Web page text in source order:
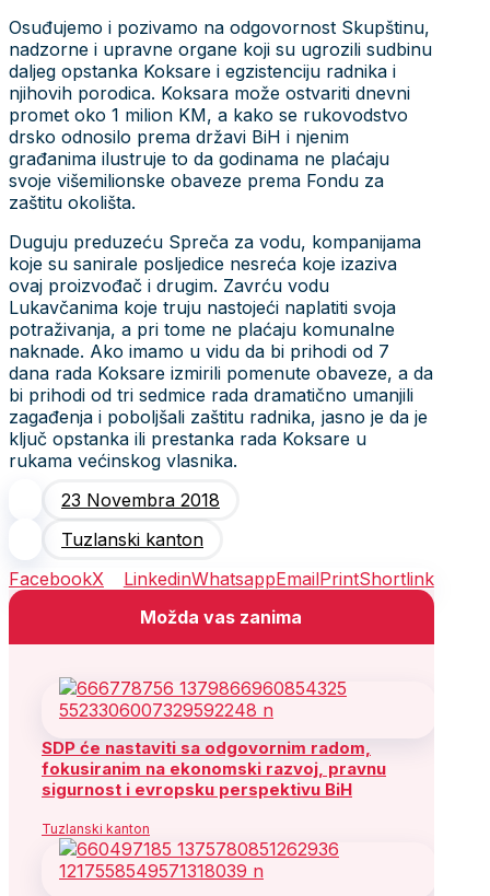
Osuđujemo i pozivamo na odgovornost Skupštinu,
nadzorne i upravne organe koji su ugrozili sudbinu
daljeg opstanka Koksare i egzistenciju radnika i
njihovih porodica. Koksara može ostvariti dnevni
promet oko 1 milion KM, a kako se rukovodstvo
drsko odnosilo prema državi BiH i njenim
građanima ilustruje to da godinama ne plaćaju
svoje višemilionske obaveze prema Fondu za
zaštitu okolišta.
Duguju preduzeću Spreča za vodu, kompanijama
koje su sanirale posljedice nesreća koje izaziva
ovaj proizvođač i drugim. Zavrću vodu
Lukavčanima koje truju nastojeći naplatiti svoja
potraživanja, a pri tome ne plaćaju komunalne
naknade. Ako imamo u vidu da bi prihodi od 7
dana rada Koksare izmirili pomenute obaveze, a da
bi prihodi od tri sedmice rada dramatično umanjili
zagađenja i poboljšali zaštitu radnika, jasno je da je
ključ opstanka ili prestanka rada Koksare u
rukama većinskog vlasnika.
23 Novembra 2018
Tuzlanski kanton
FacebookX LinkedinWhatsappEmailPrintShortlink
Možda vas zanima
SDP će nastaviti sa odgovornim radom,
fokusiranim na ekonomski razvoj, pravnu
sigurnost i evropsku perspektivu BiH
Tuzlanski kanton